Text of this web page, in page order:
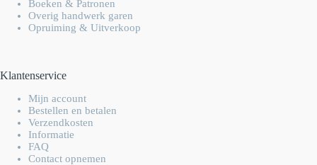
Boeken & Patronen
Overig handwerk garen
Opruiming & Uitverkoop
Klantenservice
Mijn account
Bestellen en betalen
Verzendkosten
Informatie
FAQ
Contact opnemen